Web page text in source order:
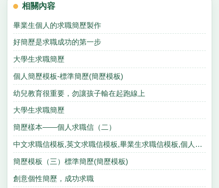
相關內容
畢業生個人的求職簡歷製作
好簡歷是求職成功的第一步
大學生求職簡歷
個人簡歷模板-標準簡歷(簡歷模板)
幼兒教育很重要，勿讓孩子輸在起跑線上
大學生求職簡歷
簡歷樣本——個人求職信（二）
中文求職信模板,英文求職信模板,畢業生求職信模板,個人求職信模板
簡歷模板（三）標準簡歷(簡歷模板)
創意個性簡歷，成功求職